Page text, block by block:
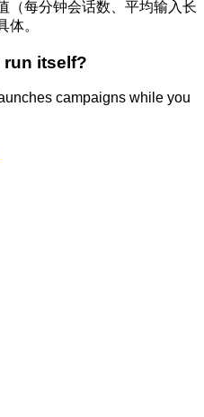
（每分钟会话数、平均输入长
体。
run itself?
campaigns while you